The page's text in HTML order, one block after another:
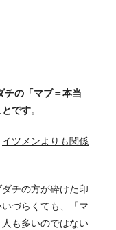
チの「マブ＝本当
です。
イツメンよりも関係
チの方が砕けた印
いづらくても、「マ
も多いのではない